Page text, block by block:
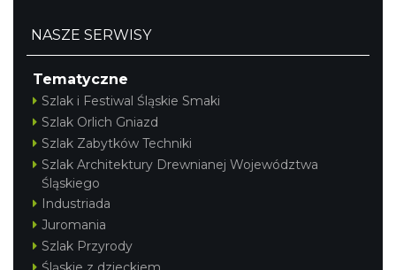
NASZE SERWISY
Tematyczne
Szlak i Festiwal Śląskie Smaki
Szlak Orlich Gniazd
Szlak Zabytków Techniki
Szlak Architektury Drewnianej Województwa
Śląskiego
Industriada
Juromania
Szlak Przyrody